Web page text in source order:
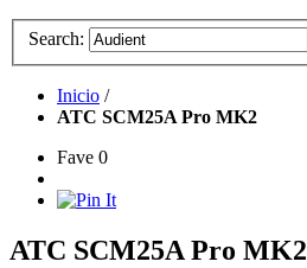
Search:
Inicio /
ATC SCM25A Pro MK2
Fave 0
ATC SCM25A Pro MK2